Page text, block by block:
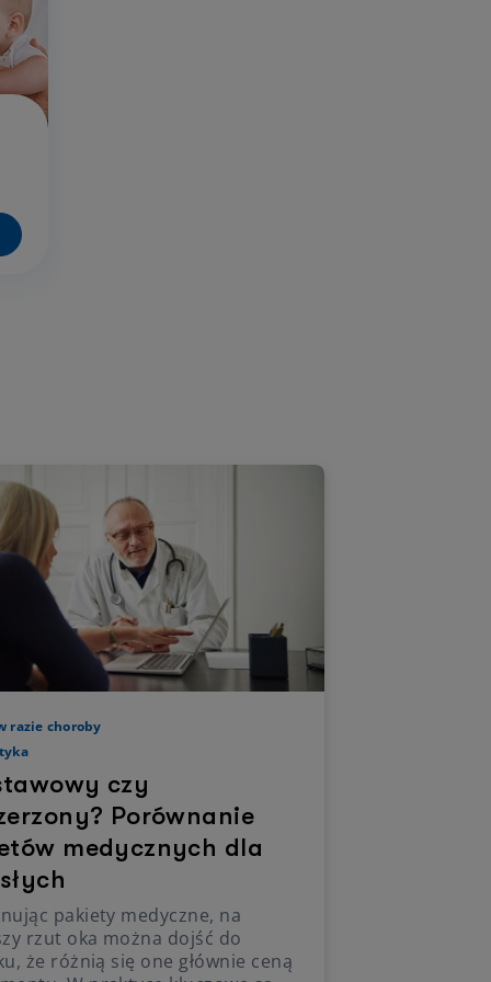
razie choroby
czy
Porównanie
medycznych dla
pakiety medyczne, na
rzut oka można dojść do
że różnią się one głównie ceną